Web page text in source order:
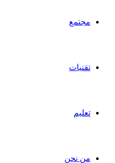
مجتمع
تقنيات
تعليم
من نحن